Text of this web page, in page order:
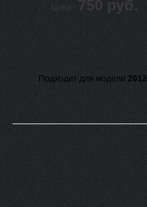
Цена: 750 руб.
Подходит для модели 2012